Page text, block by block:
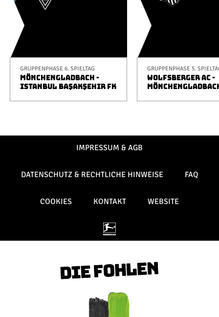
GRUPPENPHASE 6. SPIELTAG
MÖNCHENGLADBACH -
ISTANBUL BAŞAKŞEHIR FK
GRUPPENPHASE 5.
WOLFSBERGER AC -
IMPRESSUM & AGB
DATENSCHUTZ & RECHTLICHE HINWEISE FAQ
COOKIES KONTAKT WEBSITE